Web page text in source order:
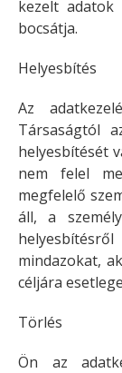
kezelt adatok
bocsátja.
Helyesbítés
Az
Társaságtól
helyesbítését
nem felel
megfelelő
áll, a
mindazokat,
céljára
Törlés
Ön az